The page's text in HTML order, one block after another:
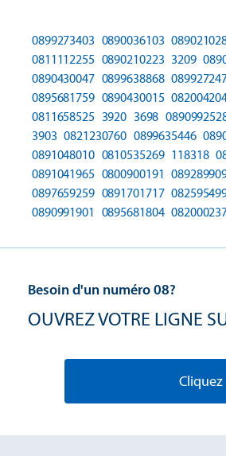
0899273403 0890036103
0811112255 0890210223 3209
0890430047 0899638868
0895681759 0890430015
0811658525 3920 3698
3903 0821230760 0899635446
0891048010 0810535269 118318
0891041965 0800900191
0897659259 0891701717
0890991901 0895681804
Besoin d'un numéro 08?
OUVREZ VOTRE LIGNE
Cliquez